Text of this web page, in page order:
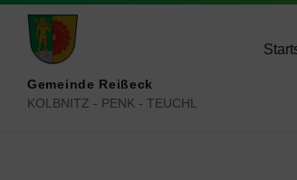
Skip
content
Skip
main
navigation
Skip
footer
reisseck@ktn.gde.at
Gemeinde Reißeck
KOLBNITZ - PENK - TEUCHL